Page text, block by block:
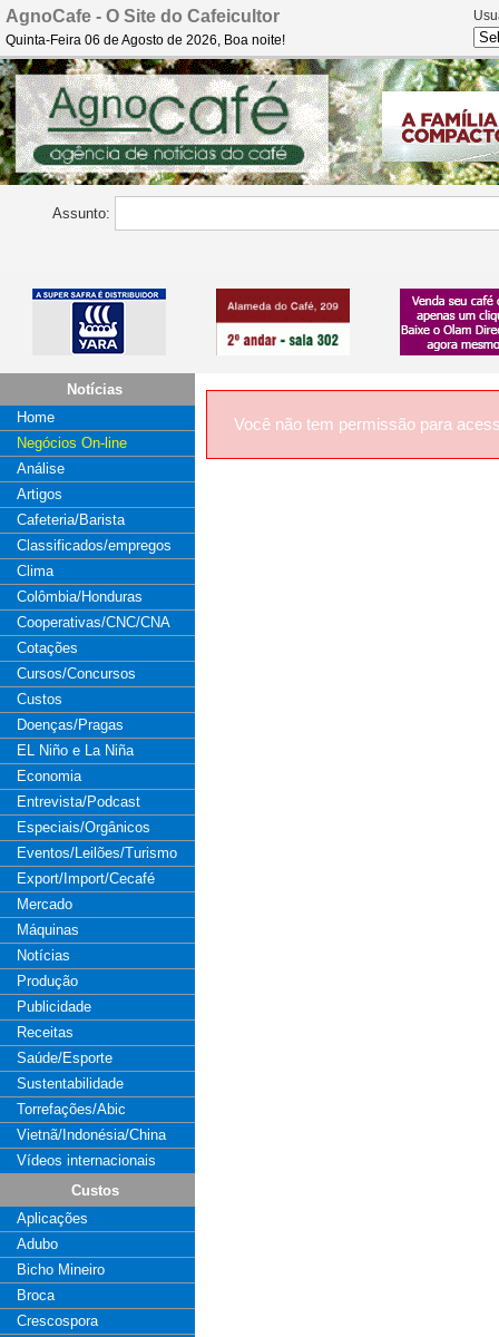
AgnoCafe - O Site do Cafeicultor
Quinta-Feira 06 de Agosto de 2026, Boa noite!
Assunto:
Notícias
Home
Negócios On-line
Análise
Artigos
Cafeteria/Barista
Classificados/empregos
Clima
Colômbia/Honduras
Cooperativas/CNC/CNA
Cotações
Cursos/Concursos
Custos
Doenças/Pragas
EL Niño e La Niña
Economia
Entrevista/Podcast
Especiais/Orgânicos
Eventos/Leilões/Turismo
Export/Import/Cecafé
Mercado
Máquinas
Notícias
Produção
Publicidade
Receitas
Saúde/Esporte
Sustentabilidade
Torrefações/Abic
Vietnã/Indonésia/China
Vídeos internacionais
Custos
Aplicações
Adubo
Bicho Mineiro
Broca
Crescospora
Você não tem permissão para